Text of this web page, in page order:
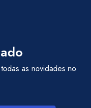
as novidades no